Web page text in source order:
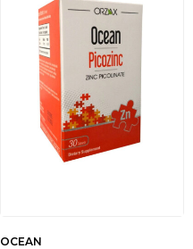
OCEAN